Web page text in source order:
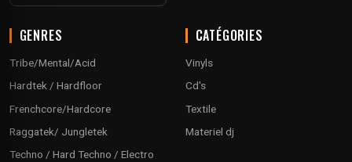
GENRES
Tribe/Mental/Acid
Hardtek / Hardfloor
Frenchcore/Hardcore
Raggatek/ Jungletek
Techno / Hard Techno / Electro
CATÉGORIES
Vinyls
Cd's
Textile
Materiel dj